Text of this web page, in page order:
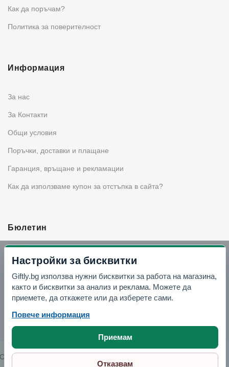
Как да поръчам?
Политика за поверителност
Информация
За нас
За Контакти
Общи условия
Поръчки, доставки и плащане
Гаранция, връщане и рекламации
Как да използваме купон за отстъпка в сайта?
Бюлетин
Вземи -10% отстъпка в Telegram
Отвори Telegram
Copyright © 2026 GIFTLY.BG. All rights reserved.
Настройки за бисквитки
Giftly.bg използва нужни бисквитки за работа на магазина,
както и бисквитки за анализ и реклама. Можете да
приемете, да откажете или да изберете сами.
Повече информация
Приемам
Отказвам